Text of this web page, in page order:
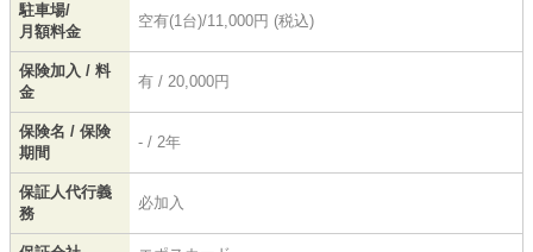
駐車場/
月額料金
空有(1台)/11,000円 (税込)
保険加入 / 料
金
有 / 20,000円
保険名 / 保険
期間
- / 2年
保証人代行義
務
必加入